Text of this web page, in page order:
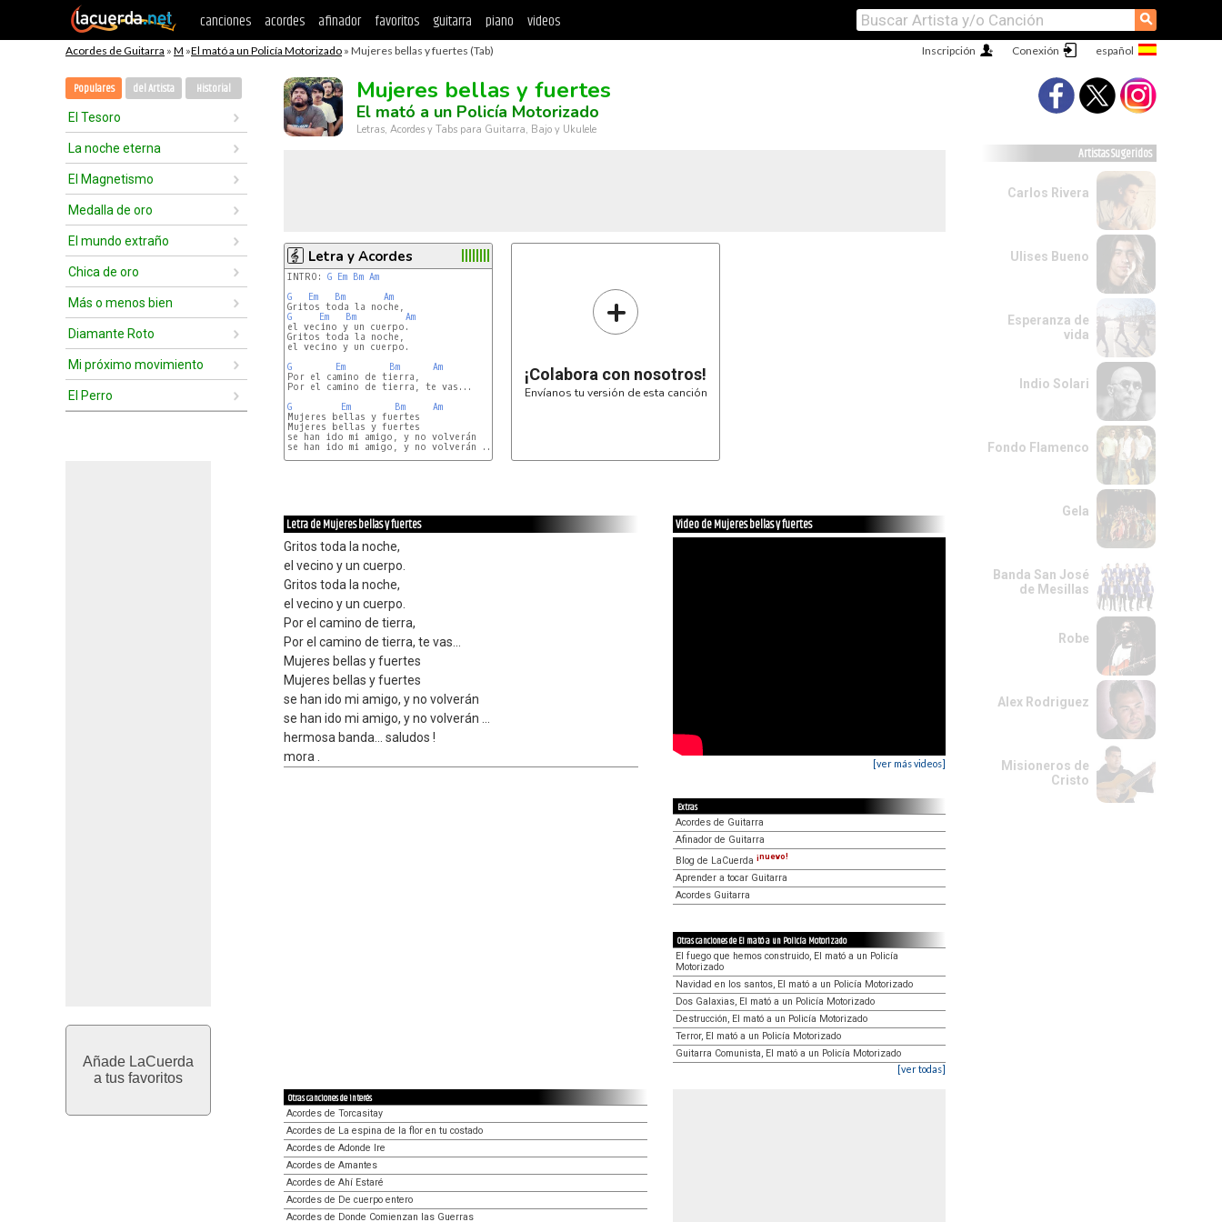
canciones acordes afinador favoritos guitarra piano videos ⚲
Acordes de Guitarra » M »El mató a un Policía Motorizado » Mujeres bellas y fuertes (Tab) Conexión
Inscripción
Populares del Artista Historial
El Tesoro
La noche eterna
El Magnetismo
Medalla de oro
El mundo extraño
Chica de oro
Más o menos bien
Diamante Roto
Mi próximo movimiento
El Perro
Añade LaCuerda
a tus favoritos
Mujeres bellas y fuertes
El mató a un Policía Motorizado
Letras, Acordes y Tabs para Guitarra, Bajo y Ukulele
Letra y Acordes
INTRO: G Em Bm Am
G
Em Bm
Am
G
Em Bm
Am
el vecino y un cuerpo.
Gritos toda la noche,
el vecino y un cuerpo.
G
Em Bm
Am
Por el camino de tierra,
Por el camino de tierra, te vas...
G
Em Bm
Am
Mujeres bellas y fuertes
Mujeres bellas y fuertes
se han ido mi amigo, y no volverán
se han ido mi amigo, y no volverán ...
+
¡Colabora con nosotros!
Envíanos tu versión de esta canción
Letra de Mujeres bellas y fuertes
Gritos toda la noche,
el vecino y un cuerpo.
Gritos toda la noche,
el vecino y un cuerpo.
Por el camino de tierra,
Por el camino de tierra, te vas...
Mujeres bellas y fuertes
Mujeres bellas y fuertes
se han ido mi amigo, y no volverán
se han ido mi amigo, y no volverán ...
hermosa banda... saludos !
mora .
Video de Mujeres bellas y fuertes
[ver más videos]
Extras
Acordes de Guitarra
Afinador de Guitarra
Blog de LaCuerda ¡nuevo!
Aprender a tocar Guitarra
Acordes Guitarra
Otras canciones de El mató a un Policía Motorizado
El fuego que hemos construido, El mató a un Policía
Motorizado
Navidad en los santos, El mató a un Policía Motorizado
Dos Galaxias, El mató a un Policía Motorizado
Destrucción, El mató a un Policía Motorizado
Terror, El mató a un Policía Motorizado
Guitarra Comunista, El mató a un Policía Motorizado
[ver todas]
Otras canciones de interés
Acordes de Torcasitay
Acordes de La espina de la flor en tu costado
Acordes de Adonde Ire
Acordes de Amantes
Acordes de Ahí Estaré
Acordes de De cuerpo entero
Acordes de Donde Comienzan las Guerras
Artistas Sugeridos
Carlos Rivera
Ulises Bueno
Esperanza de
vida
Indio Solari
Fondo Flamenco
Gela
Banda San José
de Mesillas
Robe
Alex Rodriguez
Misioneros de
Cristo